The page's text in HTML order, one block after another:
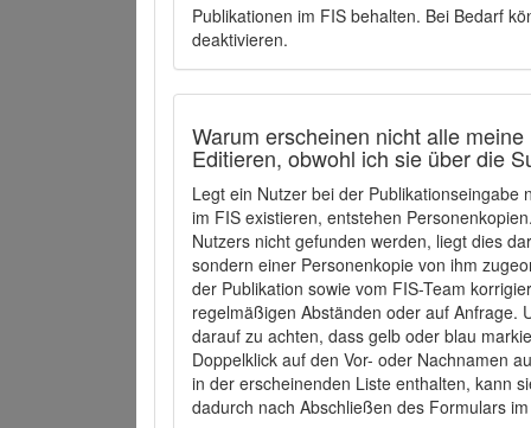
Publikationen im FIS behalten. Bei Bedarf
deaktivieren.
Warum erscheinen nicht alle
Editieren, obwohl ich sie über die
Legt ein Nutzer bei der
im FIS existieren, entstehen
Nutzers nicht gefunden werden, liegt dies
sondern einer Personenkopie von ihm
der Publikation sowie vom FIS-Team
regelmäßigen Abständen oder auf Anfrage.
darauf zu achten, dass gelb oder blau
Doppelklick auf den Vor- oder Nachnamen
in der erscheinenden Liste enthalten, kann
dadurch nach Abschließen des Formulars